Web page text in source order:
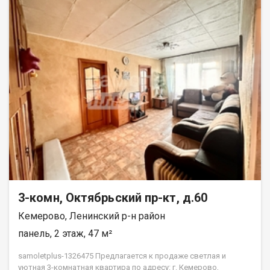
3-комн, Октябрьский пр-кт, д.60
Кемерово, Ленинский р-н район
панель, 2 этаж, 47 м²
samoletplus-1326475 Предлагается к продаже светлая и
уютная 3-комнатная квартира по адресу: г. Кемерово,